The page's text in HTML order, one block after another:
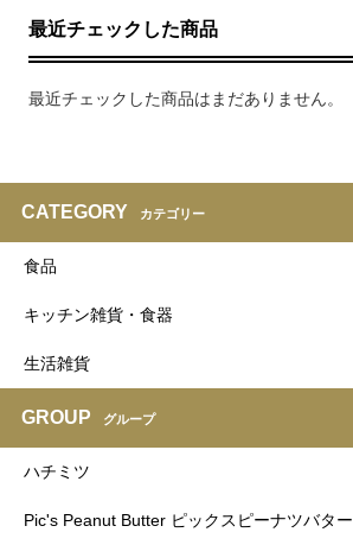
最近チェックした商品
最近チェックした商品はまだありません。
CATEGORY カテゴリー
食品
キッチン雑貨・食器
生活雑貨
GROUP グループ
ハチミツ
Pic's Peanut Butter ピックスピーナツバター